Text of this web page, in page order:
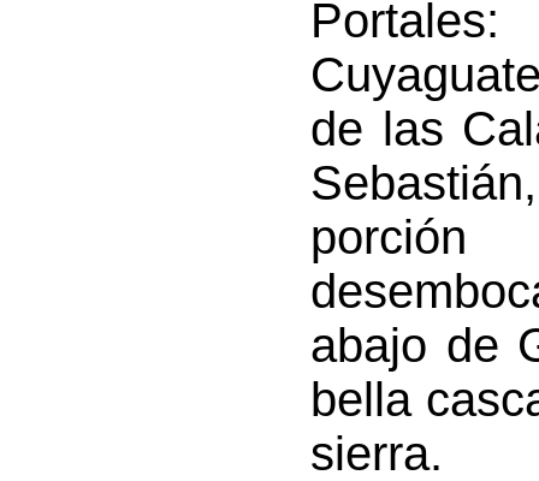
Portales:
de las
abajo de
bella
sierra.